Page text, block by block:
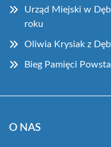
Urząd Miejski w
roku
Oliwia Krysiak z
Bieg Pamięci
O NAS